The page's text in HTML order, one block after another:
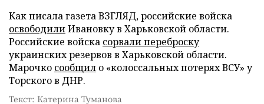
Как писала газета ВЗГЛЯД, российские войска
освободилиИвановку в Харьковской области.
Российские войска сорвали переброску
украинских резервов в Харьковской области.
Марочко сообщил о «колоссальных потерях ВСУ» у
Торского в ДНР.
Текст: Катерина Туманова